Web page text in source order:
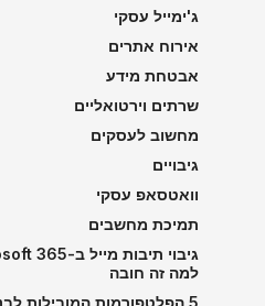
ג'ימייל עסקי
אירוח אתרים
אבטחת מידע
שרתים וירטואליים
מחשוב לעסקים
גיבויים
וואטסאפ עסקי
תמיכת מחשבים
למה זה חובה
5 הפלטפורמות המובילות לבניית בוטים בוואטסאפ ב-2026